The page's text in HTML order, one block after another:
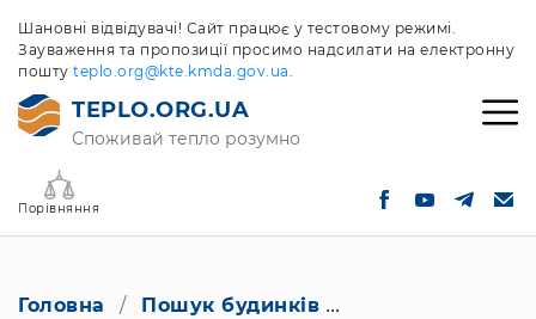
Шановні відвідувачі! Сайт працює у тестовому режимі.
Зауваження та пропозиції просимо надсилати на електронну
пошту teplo.org@kte.kmda.gov.ua.
TEPLO.ORG.UA
Споживай тепло розумно
Порівняння
Головна Пошук будинків